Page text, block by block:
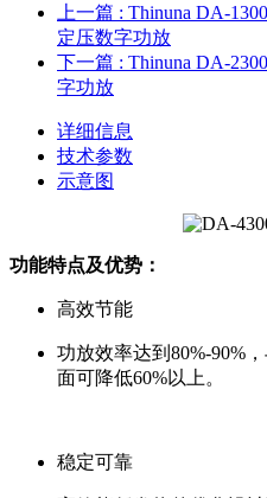
上一篇 : Thinuna DA-
定压数字功放
下一篇 : Thinuna DA-
字功放
详细信息
技术参数
示意图
功能特点及优势：
高效节能
功放效率达到80%-90%
面可降低60%以上。
稳定可靠